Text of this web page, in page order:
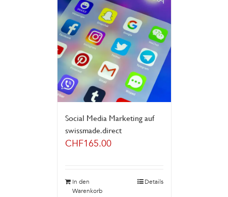
Social Media Marketing auf
swissmade.direct
CHF165.00
In den
Warenkorb
Details